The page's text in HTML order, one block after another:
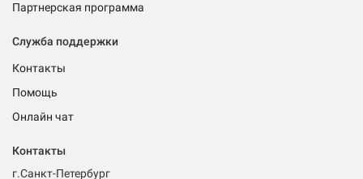
Партнерская программа
Служба поддержки
Контакты
Помощь
Онлайн чат
Контакты
г.Санкт-Петербург